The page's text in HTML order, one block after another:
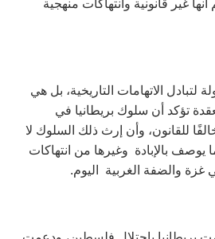
غير قانونية وانتهاكات منهجية
لتبادل الاتهامات التاريخية، بل هي
تؤكد أن سلوك بريطانيا في
للقانون، وأن إرث ذلك السلوك لا
بالإبادة وغيرها من انتهاكات
غزة والضفة الغربية اليوم.